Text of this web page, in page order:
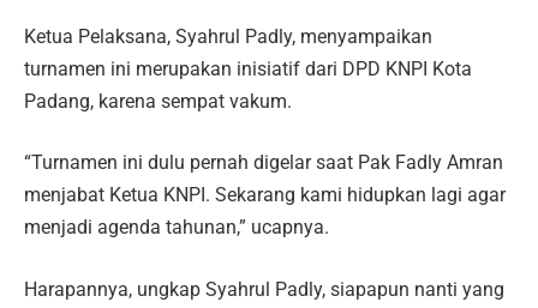
Ketua Pelaksana, Syahrul Padly, menyampaikan
turnamen ini merupakan inisiatif dari DPD KNPI Kota
Padang, karena sempat vakum.
“Turnamen ini dulu pernah digelar saat Pak Fadly Amran
menjabat Ketua KNPI. Sekarang kami hidupkan lagi agar
menjadi agenda tahunan,” ucapnya.
Harapannya, ungkap Syahrul Padly, siapapun nanti yang